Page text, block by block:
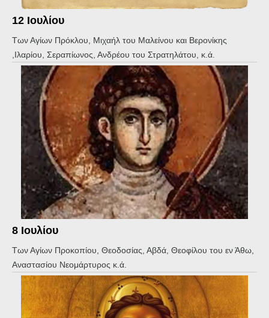
12 Ιουλίου
Των Αγίων Πρόκλου, Μιχαήλ του Μαλείνου και Βερονίκης
,Ιλαρίου, Σεραπίωνος, Ανδρέου του Στρατηλάτου, κ.ά.
8 Ιουλίου
Των Αγίων Προκοπίου, Θεοδοσίας, Αβδά, Θεοφίλου του εν Άθω,
Αναστασίου Νεομάρτυρος κ.ά.